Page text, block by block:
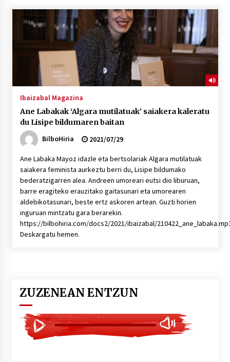
“Hiztegi bat” Gorka Urbizuk idatzitako letren
hiztegia
2026/07/23
Bakaikuko barnetegitik gazteek egindako saio
berezia
Tuba eta bonbardinoaren astea, Bilboko
Kontserbatorioan protagonista
2026/07/16
Auzoportala : 1×04 Auzofoniak
2026/07/15
Gaur abitua da Bilbao bbk live jaialdia
2026/07/09
da
2026/07/07
Ibaizabal Magazina
Ane Labakak ‘Algara mutilatuak’ saiakera kaleratu
du Lisipe bildumaren baitan
BilboHiria
2021/07/29
Ane Labaka Mayoz idazle eta bertsolariak Algara mutilatuak
saiakera feminista aurkeztu berri du, Lisipe bildumako
bederatzigarren alea. Andreen umoreari eutsi dio liburuan,
barre eragiteko erauzitako gaitasunari eta umorearen
aldebikotasunari, beste ertz askoren artean. Guzti horien
inguruan mintzatu gara berarekin.
https://bilbohiria.com/docs2/2021/ibaizabal/
Deskargatu hemen.
ZUZENEAN ENTZUN